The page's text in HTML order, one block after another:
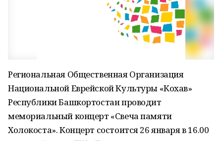
Региональная Общественная Организация
Национальной Еврейской Культуры «Кохав»
Республики Башкортостан проводит
мемориальный концерт «Свеча памяти
Холокоста». Концерт состоится 26 января в 16.00